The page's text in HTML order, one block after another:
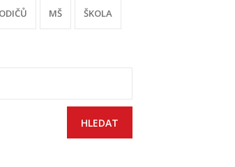
MŠ ŠKOLA